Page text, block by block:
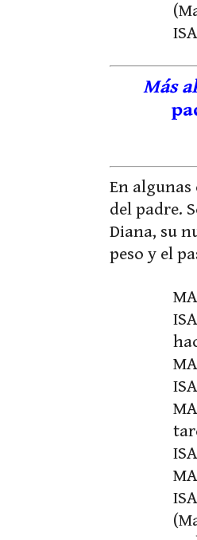
Más
En
del padre.
Diana, su
peso y el